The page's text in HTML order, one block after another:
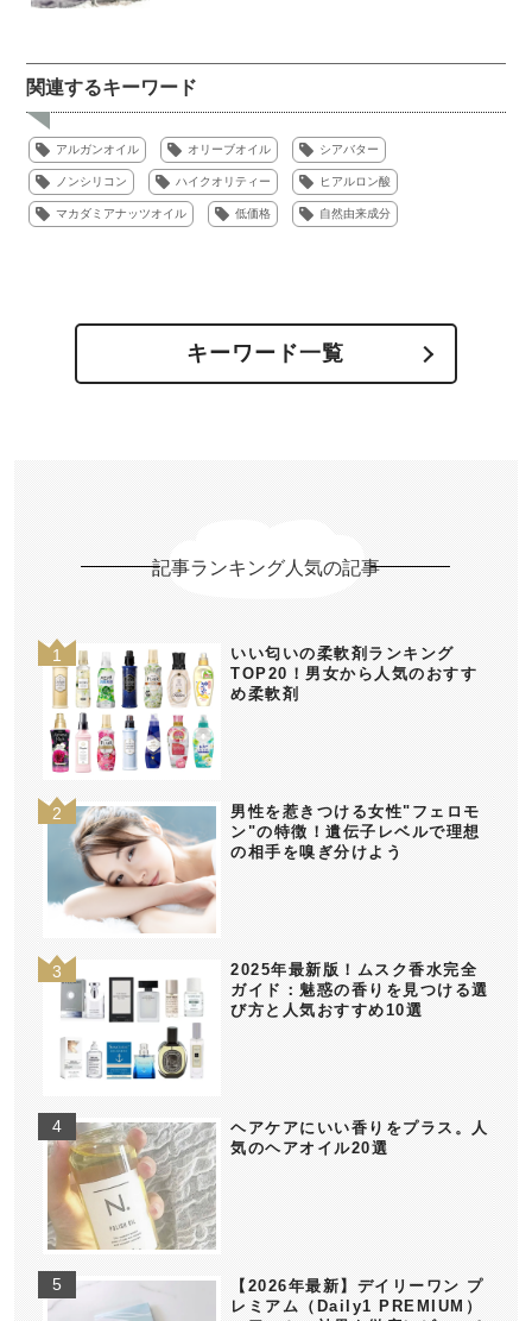
関連するキーワード
アルガンオイル オリーブオイル シアバター
ノンシリコン ハイクオリティー ヒアルロン酸
マカダミアナッツオイル 低価格 自然由来成分
キーワード一覧
記事ランキング人気の記事
いい匂いの柔軟剤ランキング
TOP20！男女から人気のおすす
め柔軟剤
男性を惹きつける女性"フェロモ
ン"の特徴！遺伝子レベルで理想
の相手を嗅ぎ分けよう
2025年最新版！ムスク香水完全
ガイド：魅惑の香りを見つける選
び方と人気おすすめ10選
ヘアケアにいい香りをプラス。人
気のヘアオイル20選
【2026年最新】デイリーワン プ
レミアム（Daily1 PREMIUM）